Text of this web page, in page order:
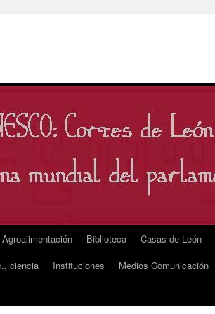
Agroalimentación Biblioteca Casas de León
ciencia Instituciones Medios Comunicación